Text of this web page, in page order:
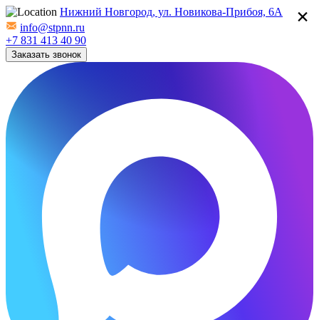
Нижний Новгород, ул. Новикова-Прибоя, 6А
info@stpnn.ru
+7 831 413 40 90
Заказать звонок
×